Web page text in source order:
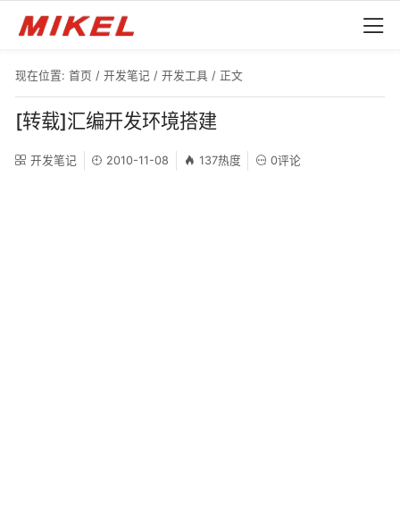
现在位置: 首页 / 开发笔记 / 开发工具 / 正文
[转载]汇编开发环境搭建
开发笔记 2010-11-08 137热度 0评论